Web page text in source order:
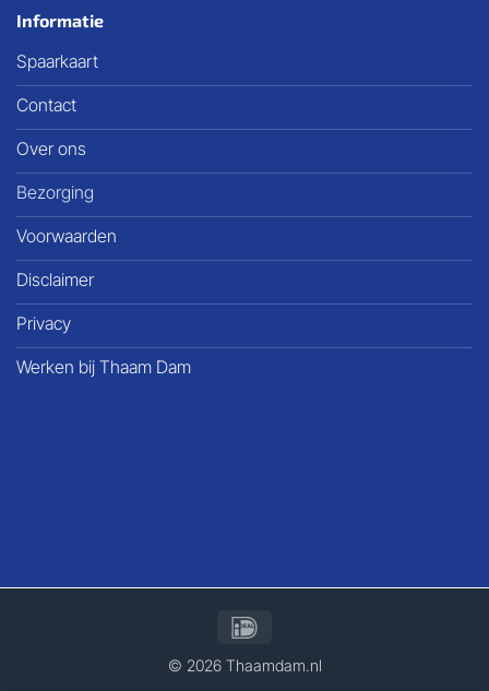
Informatie
Spaarkaart
Contact
Over ons
Bezorging
Voorwaarden
Disclaimer
Privacy
Werken bij Thaam Dam
​© 2026 Thaamdam.nl